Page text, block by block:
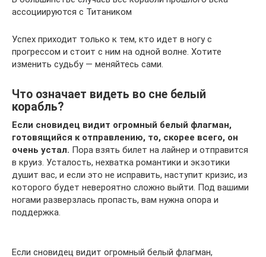
ассоциируются с Титаником
Успех приходит только к тем, кто идет в ногу с
прогрессом и стоит с ним на одной волне. Хотите
изменить судьбу — меняйтесь сами.
Что означает видеть во сне белый
корабль?
Если сновидец видит огромный белый флагман,
готовящийся к отправлению, то, скорее всего, он
очень устал. Пора взять билет на лайнер и отправится
в круиз. Усталость, нехватка романтики и экзотики
душит вас, и если это не исправить, наступит кризис, из
которого будет невероятно сложно выйти. Под вашими
ногами разверзлась пропасть, вам нужна опора и
поддержка.
Если сновидец видит огромный белый флагман,